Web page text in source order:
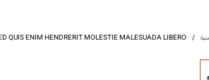
/
QUIS ENIM HENDRERIT MOLESTIE MALESUADA LIBERO